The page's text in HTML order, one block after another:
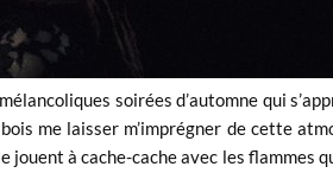
soirées d’automne qui
me laisser m’imprégner de cette
jouent à cache-cache avec les flammes